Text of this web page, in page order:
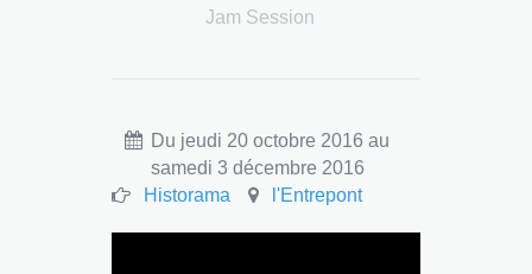
Jam Session
Du jeudi 20 octobre 2016 au
samedi 3 décembre 2016
Historama
l'Entrepont